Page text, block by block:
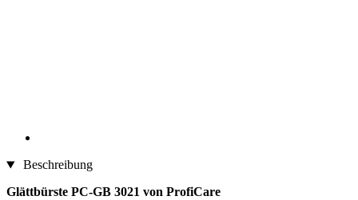
Beschreibung
Glättbürste PC-GB 3021 von ProfiCare